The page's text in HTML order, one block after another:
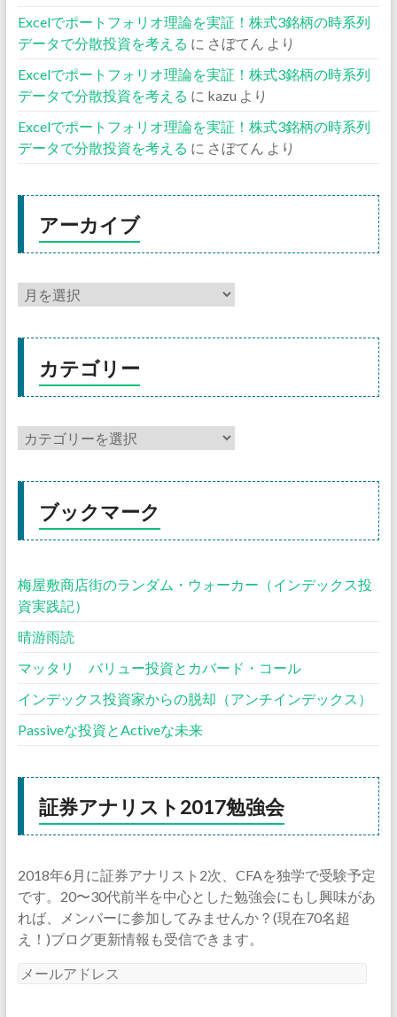
Excelでポートフォリオ理論を実証！株式3銘柄の時系列
データで分散投資を考える に さぼてん より
Excelでポートフォリオ理論を実証！株式3銘柄の時系列
データで分散投資を考える に kazu より
Excelでポートフォリオ理論を実証！株式3銘柄の時系列
データで分散投資を考える に さぼてん より
アーカイブ
カテゴリー
ブックマーク
梅屋敷商店街のランダム・ウォーカー（インデックス投
資実践記）
晴游雨読
マッタリ バリュー投資とカバード・コール
インデックス投資家からの脱却（アンチインデックス）
Passiveな投資とActiveな未来
証券アナリスト2017勉強会
2018年6月に証券アナリスト2次、CFAを独学で受験予定
です。20〜30代前半を中心とした勉強会にもし興味があ
れば、メンバーに参加してみませんか？(現在70名超
え！)ブログ更新情報も受信できます。
メ